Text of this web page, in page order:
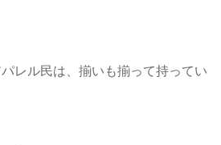
レル民は、揃いも揃って持ってい